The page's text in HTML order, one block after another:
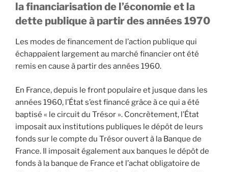
la financiarisation de l’économie et la
dette publique à partir des années 1970
Les modes de financement de l’action publique qui
échappaient largement au marché financier ont été
remis en cause à partir des années 1960.
En France, depuis le front populaire et jusque dans les
années 1960, l’État s’est financé grâce à ce qui a été
baptisé « le circuit du Trésor ». Concrètement, l’État
imposait aux institutions publiques le dépôt de leurs
fonds sur le compte du Trésor ouvert à la Banque de
France. Il imposait également aux banques le dépôt de
fonds à la banque de France et l’achat obligatoire de